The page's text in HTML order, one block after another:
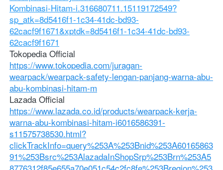
Kombinasi-Hitam-i.316680711.15119172549?
sp_atk=8d5416f1-1c34-41dc-bd93-
62cacf9f1671&xptdk=8d5416f1-1c34-41dc-bd93-
62cacf9f1671
Tokopedia Official
https://www.tokopedia.com/juragan-
wearpack/wearpack-safety-lengan-panjang-warna-abu-
abu-kombinasi-hitam-m
Lazada Official
https://www.lazada.co.id/products/wearpack-kerja-
warna-abu-kombinasi-hitam-i6016586391-
s11575738530.html?
clickTrackInfo=query%253A%253Bnid%253A60165863
91%253Bsrc%253AlazadaInShopSrp%253Brn%253A5